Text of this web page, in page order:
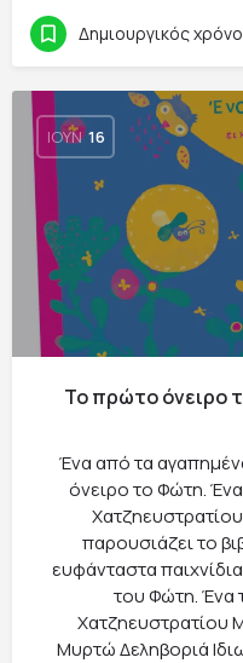
Δημιουργικός
ΙΟΎΝ 16
Το πρώτο όνειρο
Ένα από τα
όνειρο το Φώτη.
παρουσιάζει το
ευφάνταστα
του Φώτη. Ένα
Χατζηευστρατίου
Μυρτώ Δεληβοριά